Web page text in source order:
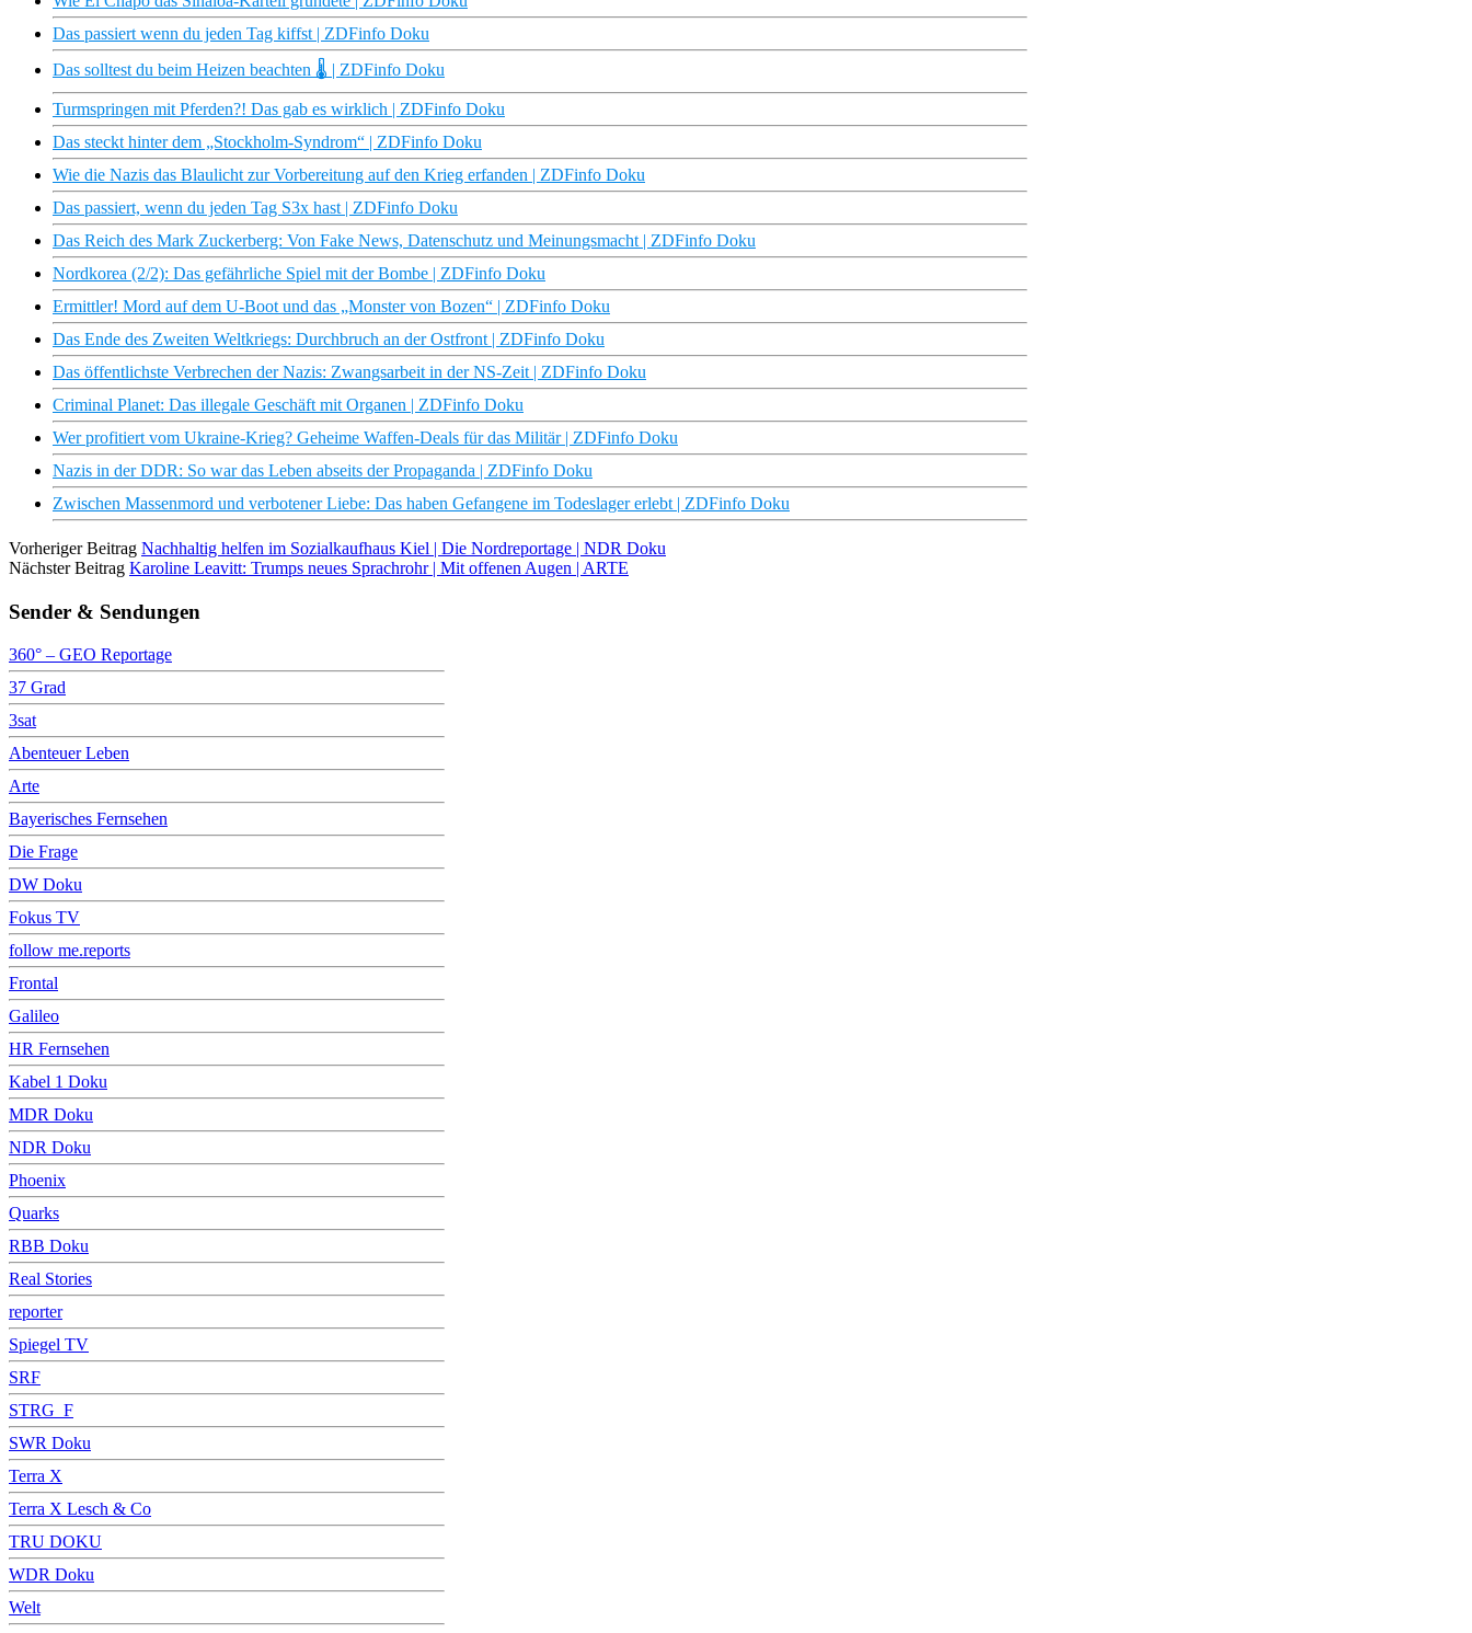
Das passiert wenn du jeden Tag kiffst | ZDFinfo Doku
Das solltest du beim Heizen beachten 🌡️ | ZDFinfo Doku
Turmspringen mit Pferden?! Das gab es wirklich | ZDFinfo Doku
Das steckt hinter dem „Stockholm-Syndrom“ | ZDFinfo Doku
Wie die Nazis das Blaulicht zur Vorbereitung auf den Krieg erfanden | ZDFinfo Doku
Das passiert, wenn du jeden Tag S3x hast | ZDFinfo Doku
Das Reich des Mark Zuckerberg: Von Fake News, Datenschutz und Meinungsmacht | ZDFinfo Doku
Nordkorea (2/2): Das gefährliche Spiel mit der Bombe | ZDFinfo Doku
Ermittler! Mord auf dem U-Boot und das „Monster von Bozen“ | ZDFinfo Doku
Das Ende des Zweiten Weltkriegs: Durchbruch an der Ostfront | ZDFinfo Doku
Das öffentlichste Verbrechen der Nazis: Zwangsarbeit in der NS-Zeit | ZDFinfo Doku
Criminal Planet: Das illegale Geschäft mit Organen | ZDFinfo Doku
Wer profitiert vom Ukraine-Krieg? Geheime Waffen-Deals für das Militär | ZDFinfo Doku
Nazis in der DDR: So war das Leben abseits der Propaganda | ZDFinfo Doku
Zwischen Massenmord und verbotener Liebe: Das haben Gefangene im Todeslager erlebt | ZDFinfo Doku
Vorheriger Beitrag Nachhaltig helfen im Sozialkaufhaus Kiel | Die Nordreportage | NDR Doku
Nächster Beitrag Karoline Leavitt: Trumps neues Sprachrohr | Mit offenen Augen | ARTE
Sender & Sendungen
360° – GEO Reportage
37 Grad
3sat
Abenteuer Leben
Arte
Bayerisches Fernsehen
Die Frage
DW Doku
Fokus TV
follow me.reports
Frontal
Galileo
HR Fernsehen
Kabel 1 Doku
MDR Doku
NDR Doku
Phoenix
Quarks
RBB Doku
Real Stories
reporter
Spiegel TV
SRF
STRG_F
SWR Doku
Terra X
Terra X Lesch & Co
TRU DOKU
WDR Doku
Welt